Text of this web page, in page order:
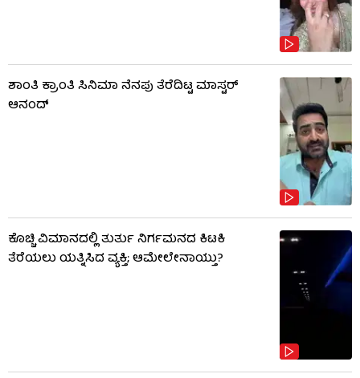
ಶಾಂತಿ ಕ್ರಾಂತಿ ಸಿನಿಮಾ ನೆನಪು ತೆರೆದಿಟ್ಟ ಮಾಸ್ಟರ್
ಆನಂದ್
ಕೊಚ್ಚಿ ವಿಮಾನದಲ್ಲಿ ತುರ್ತು ನಿರ್ಗಮನದ ಕಿಟಕಿ
ತೆರೆಯಲು ಯತ್ನಿಸಿದ ವ್ಯಕ್ತಿ; ಆಮೇಲೇನಾಯ್ತು?